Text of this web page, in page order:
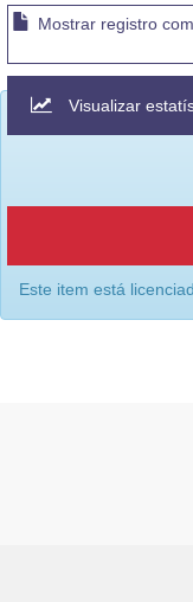
Mostrar registro
Visualizar
Este item está